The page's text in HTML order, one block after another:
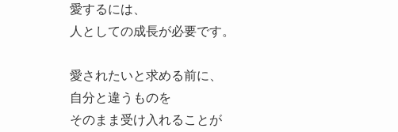
愛するには、
人としての成長が必要です。
愛されたいと求める前に、
自分と違うものを
そのまま受け入れることが